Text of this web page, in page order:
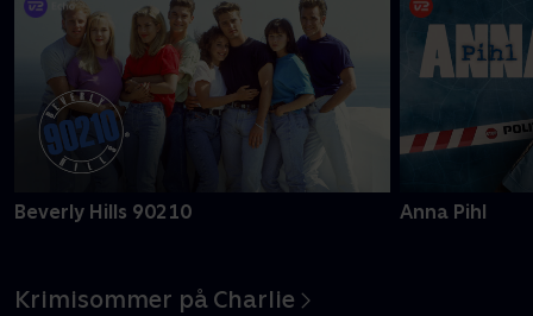
Beverly Hills 90210 Anna Pihl
Krimisommer på Charlie